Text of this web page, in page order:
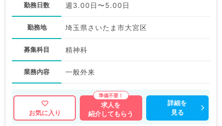
勤務日数 週3.00日〜5.00日
勤務地 埼玉県さいたま市大宮区
募集科目 精神科
業務内容 一般外来
お気に入り
求人を
紹介してもらう
詳細を
見る